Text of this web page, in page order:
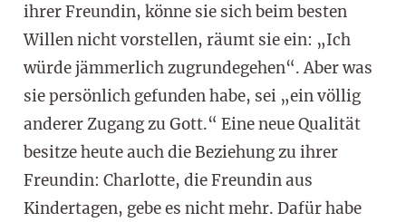
ihrer Freundin, könne sie sich beim besten
Willen nicht vorstellen, räumt sie ein: „Ich
würde jämmerlich zugrundegehen“. Aber was
sie persönlich gefunden habe, sei „ein völlig
anderer Zugang zu Gott.“ Eine neue Qualität
besitze heute auch die Beziehung zu ihrer
Freundin: Charlotte, die Freundin aus
Kindertagen, gebe es nicht mehr. Dafür habe